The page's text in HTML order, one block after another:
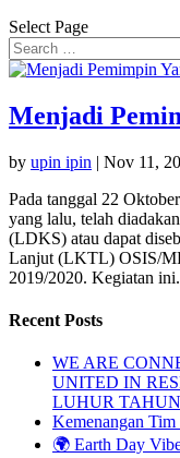
Select Page
Menjadi
by upin ipin | Nov 11,
Pada tanggal 22
yang lalu, telah
(LDKS) atau dapat
Lanjut (LKTL) OSIS/
2019/2020. Kegiatan
Recent Posts
WE ARE
UNITED IN
LUHUR
Kemenangan
🌍 Earth Day